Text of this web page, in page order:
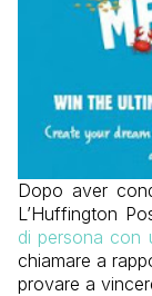
Dopo aver
L’Huffington
di persona con
chiamare a
provare a